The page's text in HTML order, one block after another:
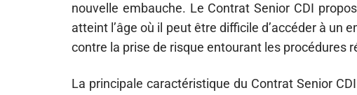
nouvelle embauche. Le Contrat Senior CDI
atteint l’âge où il peut être difficile d’accéder à un
contre la prise de risque entourant les procédures
La principale caractéristique du Contrat Senior